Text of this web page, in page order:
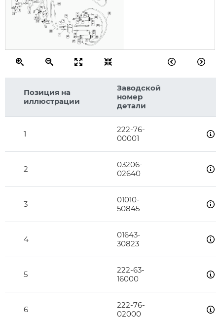
2
3
3
4
4
5
7
7
7
7
7
7
7
7
8
8
8 8
8
10
13 18
19
21
22
23
24
25
29
29
29
46
47
48
49
Позиция на
иллюстрации
Заводской
номер
детали
1
222-76-
00001
2
03206-
02640
3
01010-
50845
4
01643-
30823
5
222-63-
16000
6
222-76-
02000